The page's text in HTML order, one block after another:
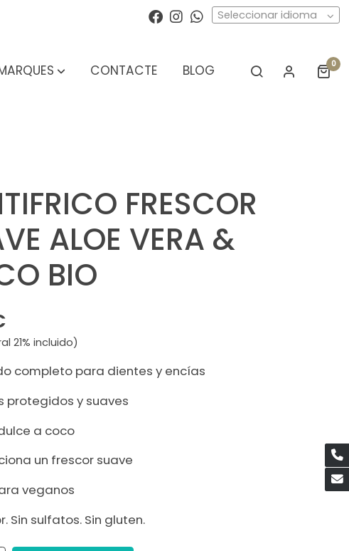
Seleccionar idioma
CONTACTE BLOG 0
FRESCOR
ALOE VERA &
BIO
21% incluido)
completo para dientes y encías
protegidos y suaves
a coco
un frescor suave
veganos
Sin sulfatos. Sin gluten.